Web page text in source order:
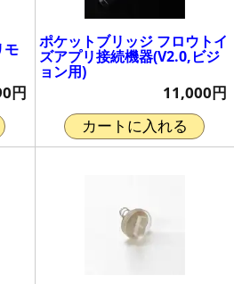
モ
円
ポケットブリッジ フロウトイ
ズアプリ接続機器(V2.0,ビジ
ョン用)
11,000円
カートに入れる